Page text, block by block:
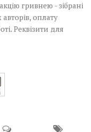
гривнею - зібрані
оплату
Реквізити для